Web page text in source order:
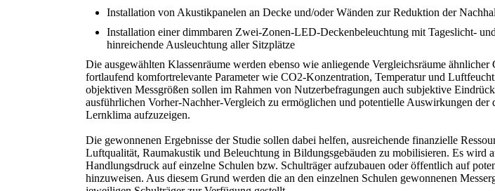
Installation von Akustikpanelen an Decke und/oder Wänden zur Reduktion der
Installation einer dimmbaren Zwei-Zonen-LED-Deckenbeleuchtung mit Tageslicht-
hinreichende Ausleuchtung aller Sitzplätze
Die ausgewählten Klassenräume werden ebenso wie anliegende Vergleichsräume ähnlicher
fortlaufend komfortrelevante Parameter wie CO2-Konzentration, Temperatur und
objektiven Messgrößen sollen im Rahmen von Nutzerbefragungen auch subjektive
ausführlichen Vorher-Nachher-Vergleich zu ermöglichen und potentielle Auswirkungen der
Lernklima aufzuzeigen.
Die gewonnenen Ergebnisse der Studie sollen dabei helfen, ausreichende finanzielle
Luftqualität, Raumakustik und Beleuchtung in Bildungsgebäuden zu mobilisieren. Es wird
Handlungsdruck auf einzelne Schulen bzw. Schulträger aufzubauen oder öffentlich auf
hinzuweisen. Aus diesem Grund werden die an den einzelnen Schulen gewonnenen